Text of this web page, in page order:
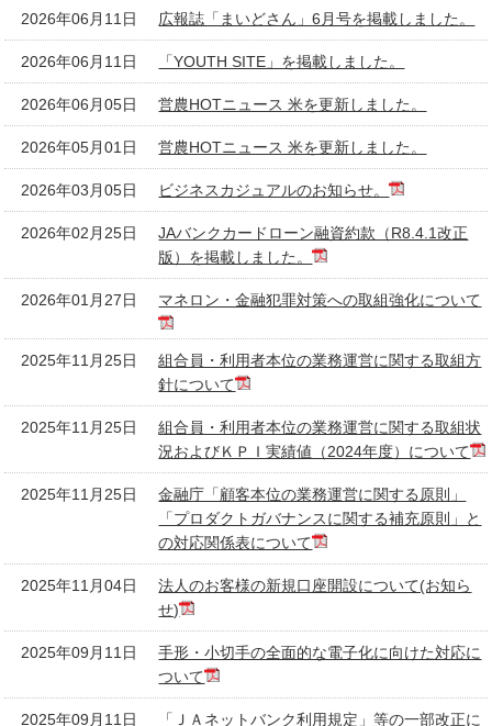
2026年06月11日 広報誌「まいどさん」6月号を掲載しました。
2026年06月11日 「YOUTH SITE」を掲載しました。
2026年06月05日 営農HOTニュース 米を更新しました。
2026年05月01日 営農HOTニュース 米を更新しました。
2026年03月05日 ビジネスカジュアルのお知らせ。
2026年02月25日
JAバンクカードローン融資約款（R8.4.1改正
版）を掲載しました。
2026年01月27日 マネロン・金融犯罪対策への取組強化について
2025年11月25日
組合員・利用者本位の業務運営に関する取組方
針について
2025年11月25日
組合員・利用者本位の業務運営に関する取組状
況およびＫＰＩ実績値（2024年度）について
2025年11月25日
金融庁「顧客本位の業務運営に関する原則」
「プロダクトガバナンスに関する補充原則」と
の対応関係表について
2025年11月04日
法人のお客様の新規口座開設について(お知ら
せ)
2025年09月11日
手形・小切手の全面的な電子化に向けた対応に
ついて
2025年09月11日
「ＪＡネットバンク利用規定」等の一部改正に